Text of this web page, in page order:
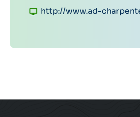
é
h
o
l
S
http://www.ad-